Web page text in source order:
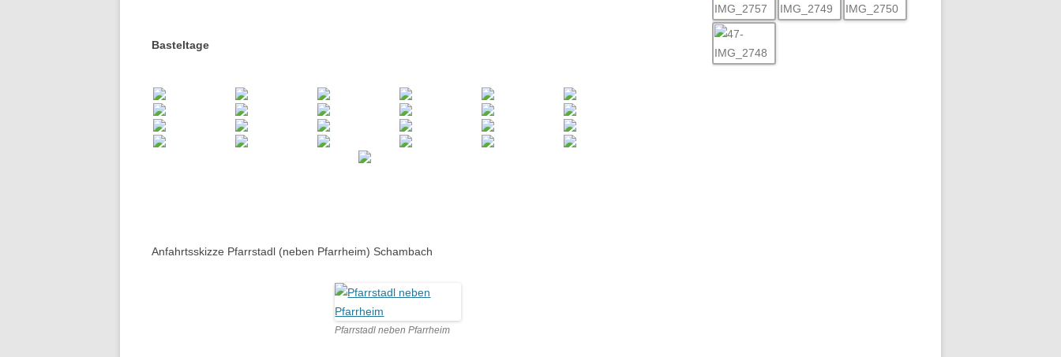
Basteltage
Anfahrtsskizze Pfarrstadl (neben Pfarrheim) Schambach
Pfarrstadl neben Pfarrheim